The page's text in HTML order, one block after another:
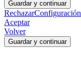
Guardar y continuar
RechazarConfiguración
Aceptar
Volver
Guardar y continuar